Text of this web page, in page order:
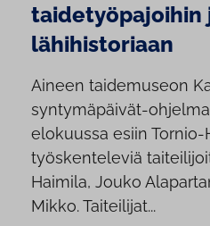
taidetyöpajoihin
lähihistoriaan
Aineen taidemuseon
syntymäpäivät-
elokuussa esiin Tornio-
työskenteleviä
Haimila, Jouko
Mikko. Taiteilijat...